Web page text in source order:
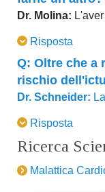
farmacologica
migiora
pressione,
Dr. Molina:
può ridurre la
Dr. Schneider:La
DI RISCHIO per
funzionamento
Academy of
Risposta
Q: Oltre che a
rischio
Dr. Schneider:
stessi della
metabolica.
Risposta
Ricerca
Malattica